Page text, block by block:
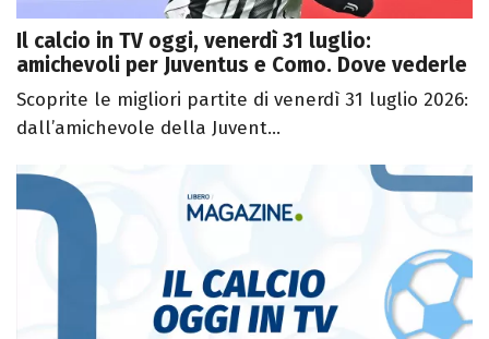
Il calcio in TV oggi, venerdì 31 luglio:
amichevoli per Juventus e Como. Dove vederle
Scoprite le migliori partite di venerdì 31 luglio 2026:
dall’amichevole della Juvent...